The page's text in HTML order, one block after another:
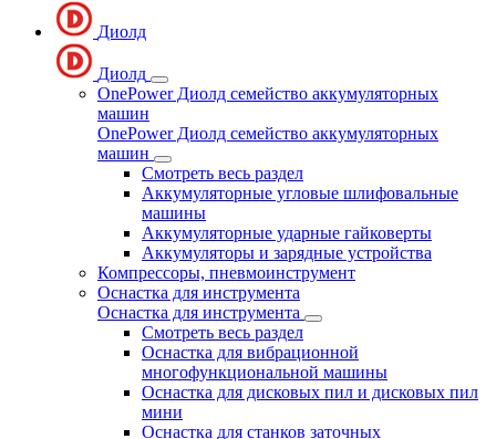
Диолд
Диолд
OnePower Диолд семейство аккумуляторных
машин
OnePower Диолд семейство аккумуляторных
машин
Смотреть весь раздел
Аккумуляторные угловые шлифовальные
машины
Аккумуляторные ударные гайковерты
Аккумуляторы и зарядные устройства
Компрессоры, пневмоинструмент
Оснастка для инструмента
Оснастка для инструмента
Смотреть весь раздел
Оснастка для вибрационной
многофункциональной машины
Оснастка для дисковых пил и дисковых пил
мини
Оснастка для станков заточных